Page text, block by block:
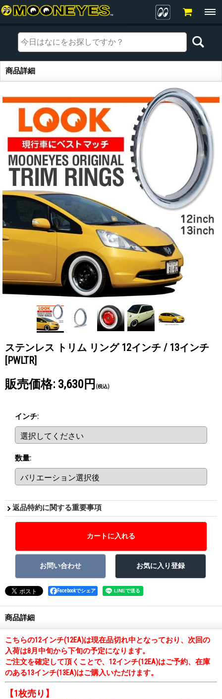
商品詳細
商品詳細
ステンレス トリム リング 12インチ / 13インチ
[PWLTR]
販売価格: 3,630円 (税込)
インチ:
数量:
返品特約に関する重要事項
Facebookでシェア
商品詳細
こちらの12インチ(12EA)は現在品切れ中となっており、次回の
入荷は8月中旬から下旬の予定になります。
ご注文を確定して頂くことで、12インチ(12EA)はご予約、在庫
のある13インチ(13EA)はご購入いただけます。
【1枚売り】